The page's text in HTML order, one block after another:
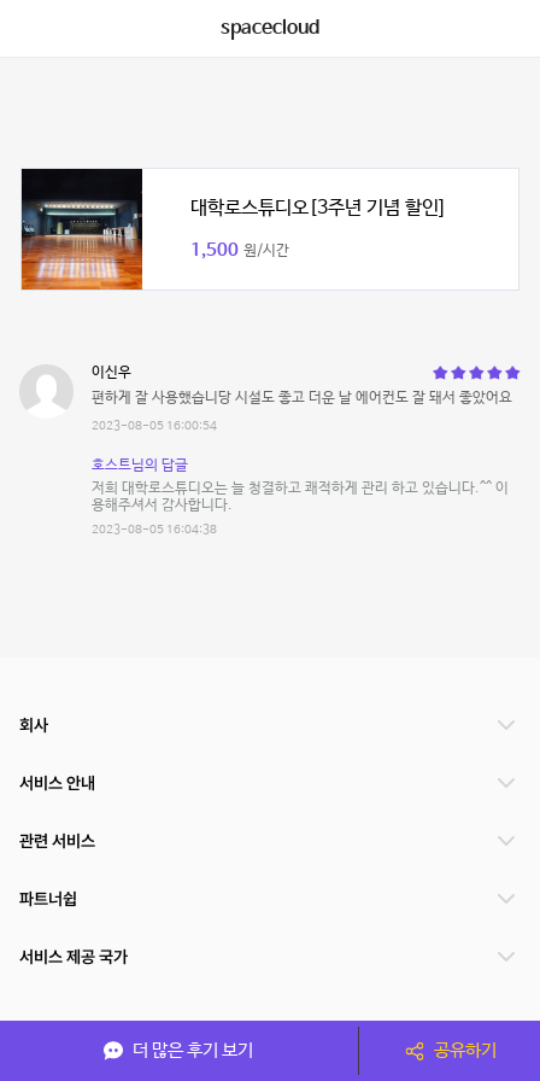
spacecloud
대학로스튜디오[3주년 기념 할인]
1,500 원/시간
이신우
편하게 잘 사용했습니당 시설도 좋고 더운 날 에어컨도 잘 돼서 좋았어요
2023-08-05 16:00:54
호스트님의 답글
저희 대학로스튜디오는 늘 청결하고 쾌적하게 관리 하고 있습니다.^^ 이
용해주셔서 감사합니다.
2023-08-05 16:04:38
더 많은 후기 보기 공유하기
회사
서비스 안내
관련 서비스
파트너쉽
서비스 제공 국가
(주)NSPACE 사업자정보